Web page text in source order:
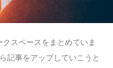
スペースをまとめていま
記事をアップしていこうと